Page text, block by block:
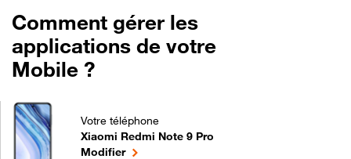
Comment gérer les
applications de votre
Mobile ?
Votre téléphone
Xiaomi Redmi Note 9 Pro
Comment gérer les applications de votre Mobile
Modifierle téléphone sélectionné